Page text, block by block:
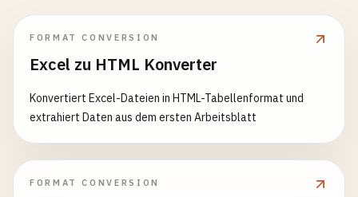
FORMAT CONVERSION
Excel zu HTML Konverter
Konvertiert Excel-Dateien in HTML-Tabellenformat und
extrahiert Daten aus dem ersten Arbeitsblatt
FORMAT CONVERSION